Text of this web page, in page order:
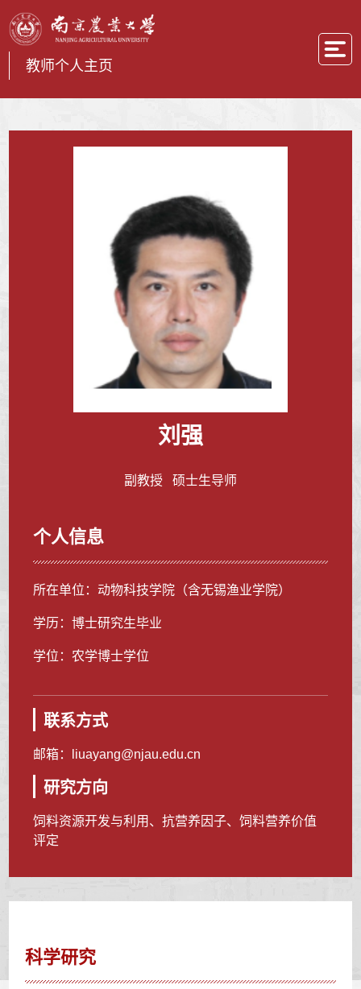
教师个人主页
刘强
副教授 硕士生导师
个人信息
所在单位：动物科技学院（含无锡渔业学院）
学历：博士研究生毕业
学位：农学博士学位
联系方式
邮箱： liuayang@njau.edu.cn
研究方向
饲料资源开发与利用、抗营养因子、饲料营养价值
评定
科学研究